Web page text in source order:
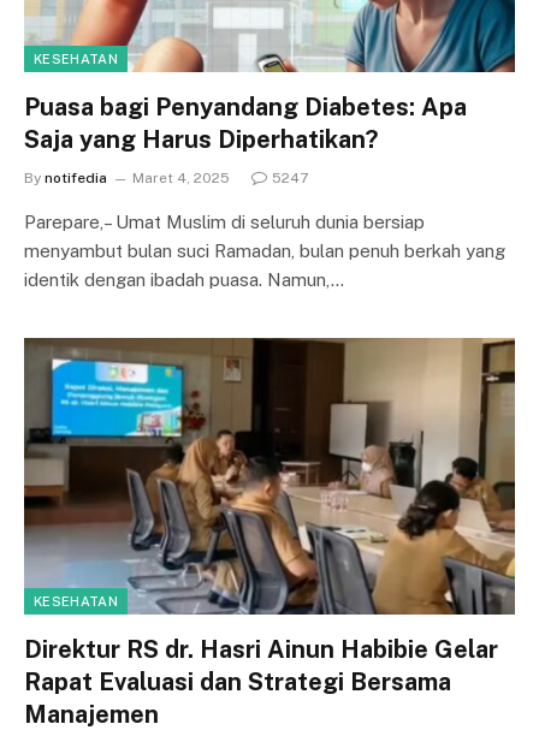
KESEHATAN
Puasa bagi Penyandang Diabetes: Apa
Saja yang Harus Diperhatikan?
By notifedia Maret 4, 2025 5247
Parepare,– Umat Muslim di seluruh dunia bersiap
menyambut bulan suci Ramadan, bulan penuh berkah yang
identik dengan ibadah puasa. Namun,…
KESEHATAN
Direktur RS dr. Hasri Ainun Habibie Gelar
Rapat Evaluasi dan Strategi Bersama
Manajemen